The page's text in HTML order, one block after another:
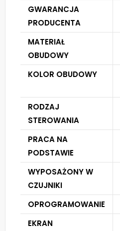
GWARANCJA
PRODUCENTA
MATERIAŁ
OBUDOWY
KOLOR OBUDOWY
RODZAJ
STEROWANIA
PRACA NA
PODSTAWIE
WYPOSAŻONY W
CZUJNIKI
OPROGRAMOWANIE
EKRAN